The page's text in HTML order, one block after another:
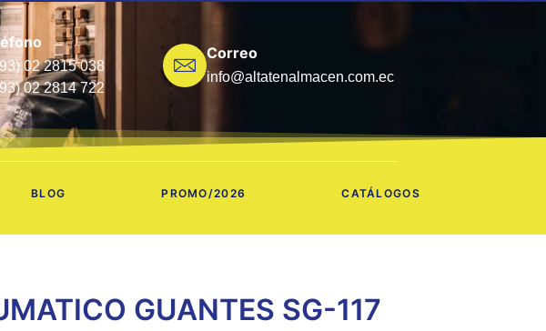
02 2815 038
02 2814 722
Correo
info@altatenalmacen.com.ec
BLOG PROMO/2026 CATÁLOGOS
GUANTES SG-117